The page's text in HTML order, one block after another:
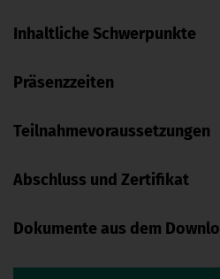
Inhaltliche Schwerpunkte
Präsenzzeiten
Teilnahmevoraussetzungen
Abschluss und Zertifikat
Dokumente aus dem